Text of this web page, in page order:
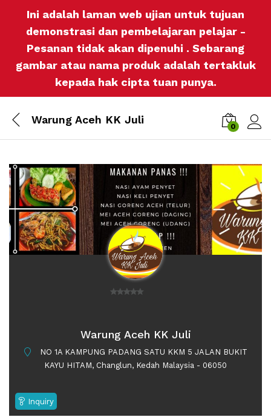
Ini adalah laman web ujian untuk tujuan
demonstrasi dan pembelajaran pelajar -
Pesanan tidak akan dipenuhi . Sebarang
gambar atau nama produk adalah tertakluk
kepada hak cipta tuan punya.
Warung Aceh KK Juli
0
u
Warung Aceh KK Juli
NO 1A KAMPUNG PADANG SATU KKM 5 JALAN BUKIT
KAYU HITAM, Changlun, Kedah Malaysia - 06050
Inquiry